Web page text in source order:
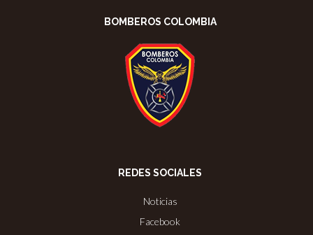
BOMBEROS COLOMBIA
REDES SOCIALES
Noticias
Facebook